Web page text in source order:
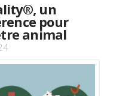
un
pour
animal